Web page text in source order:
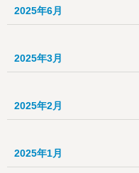
2025年6月
2025年3月
2025年2月
2025年1月